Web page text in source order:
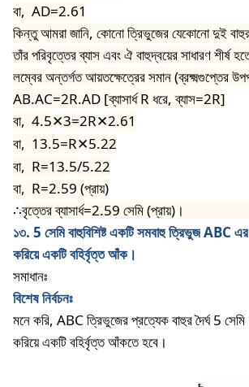
বা, AD=2.61
কিন্তু আমরা জানি, কোনো ত্রিভুজের যেকোনো দুই
তাঁর পরিবৃত্তের ব্যাস এবং ঐ বাহুদ্বয়ের সাধারণ শীর্ষ
লম্বের অন্তর্গত আয়তক্ষেত্রের সমান (ব্রক্ষ্মগুপ্তের
AB.AC=2R.AD [ব্যাসার্ধ R ধরে, ব্যাস=2R]
বা, 4.5✕3=2R✕2.61
বা, 13.5=R✕5.22
বা, R=13.5/5.22
বা, R=2.59 (প্রায়)
∴বৃত্তের ব্যাসার্ধ=2.59 সেমি (প্রায়)।
১৩. 5 সেমিবাহুবিশিষ্টএকটিসমবাহুত্রিভুজABC এর
করিয়েএকটিবহির্বৃত্তআঁক।
সমাধানঃ
বিশেষনির্বচনঃ
মনেকরি, ABC ত্রিভুজেরপ্রত্যেকবাহুরদৈর্ঘ5
করিয়েএকটিবহির্বৃত্তআঁকতেহবে।